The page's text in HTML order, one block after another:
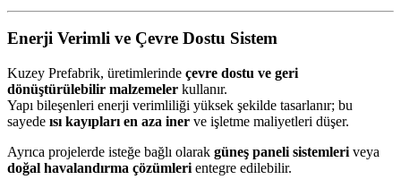
Enerji Verimli ve Çevre Dostu Sistem
Kuzey Prefabrik, üretimlerinde çevre dostu ve geri
dönüştürülebilir malzemeler kullanır.
Yapı bileşenleri enerji verimliliği yüksek şekilde tasarlanır; bu
sayede ısı kayıpları en aza iner ve işletme maliyetleri düşer.
Ayrıca projelerde isteğe bağlı olarak güneş paneli sistemleri veya
doğal havalandırma çözümleri entegre edilebilir.